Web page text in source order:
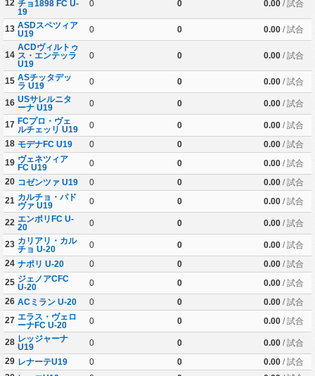
12 チョ1898 FC U-
19
0 0 0.00/ 試合
13 ASDスペツィア
U19
0 0 0.00/ 試合
14
ACDヴィルトゥ
ス・エンテッラ
U19
0 0 0.00/ 試合
15 ASチッタデッ
ラ U19
0 0 0.00/ 試合
16 USサレルニタ
ーナ U19
0 0 0.00/ 試合
17 FCプロ・ヴェ
ルチェッリ U19
0 0 0.00/ 試合
18 モデナFC U19 0 0 0.00/ 試合
19 ヴェネツィア
FC U19
0 0 0.00/ 試合
20 コゼンツァ U19 0 0 0.00/ 試合
21 カルチョ・パド
ヴァ U19
0 0 0.00/ 試合
22 エンポリFC U-
20
0 0 0.00/ 試合
23 カリアリ・カル
チョ U-20
0 0 0.00/ 試合
24 ナポリ U-20 0 0 0.00/ 試合
25 ジェノアCFC
U-20
0 0 0.00/ 試合
26 ACミラン U-20 0 0 0.00/ 試合
27 エラス・ヴェロ
ーナFC U-20
0 0 0.00/ 試合
28 レッジャーナ
U19
0 0 0.00/ 試合
29 レナーテU19 0 0 0.00/ 試合